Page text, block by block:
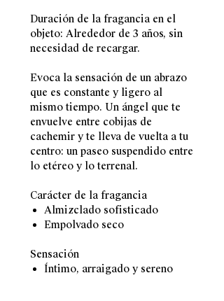
Duración de la fragancia en el
objeto: Alrededor de 3 años, sin
necesidad de recargar.
Evoca la sensación de un abrazo
que es constante y ligero al
mismo tiempo. Un ángel que te
envuelve entre cobijas de
cachemir y te lleva de vuelta a tu
centro: un paseo suspendido entre
lo etéreo y lo terrenal.
Carácter de la fragancia
Almizclado sofisticado
Empolvado seco
Sensación
Íntimo, arraigado y sereno